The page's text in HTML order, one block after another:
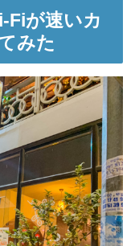
Fiが速いカ
みた